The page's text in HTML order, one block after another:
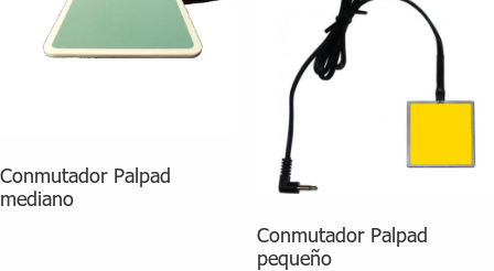
Conmutador Palpad
mediano
Conmutador Palpad
pequeño